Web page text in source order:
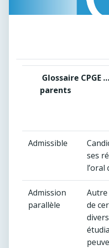
Glossaire CPGE
parents
Admissible
ses
l’oral
Admission
parallèle
de